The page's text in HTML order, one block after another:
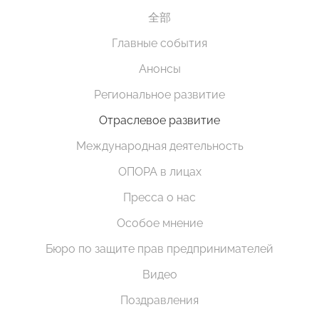
全部
Главные события
Анонсы
Региональное развитие
Отраслевое развитие
Международная деятельность
ОПОРА в лицах
Пресса о нас
Особое мнение
Бюро по защите прав предпринимателей
Видео
Поздравления